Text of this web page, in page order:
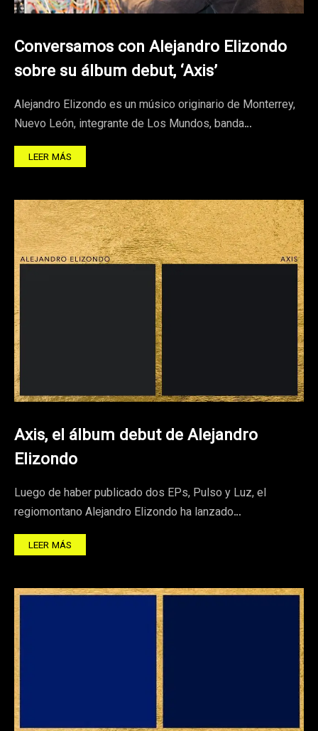
Conversamos con Alejandro Elizondo
sobre su álbum debut, ‘Axis’
Alejandro Elizondo es un músico originario de Monterrey,
Nuevo León, integrante de Los Mundos, banda…
LEER MÁS
Axis, el álbum debut de Alejandro
Elizondo
Luego de haber publicado dos EPs, Pulso y Luz, el
regiomontano Alejandro Elizondo ha lanzado…
LEER MÁS